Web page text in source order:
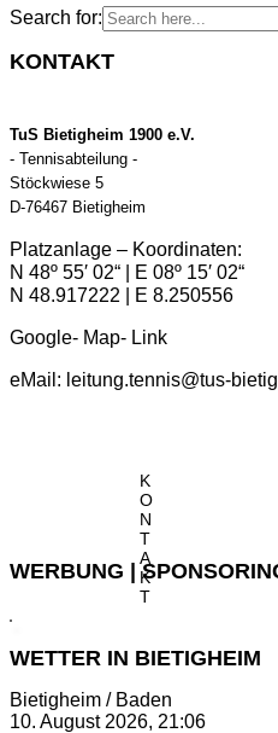
Search for:
KONTAKT
TuS Bietigheim 1900 e.V.
- Tennisabteilung -
Stöckwiese 5
D-76467 Bietigheim
Platzanlage – Koordinaten:
N 48º 55′ 02“ | E 08º 15′ 02“
N 48.917222 | E 8.250556
Google- Map- Link
eMail: leitung.tennis@tus-
K
O
N
T
A
K
T
WERBUNG |
WETTER IN BIETIGHEIM
Bietigheim / Baden
10. August 2026, 21:06